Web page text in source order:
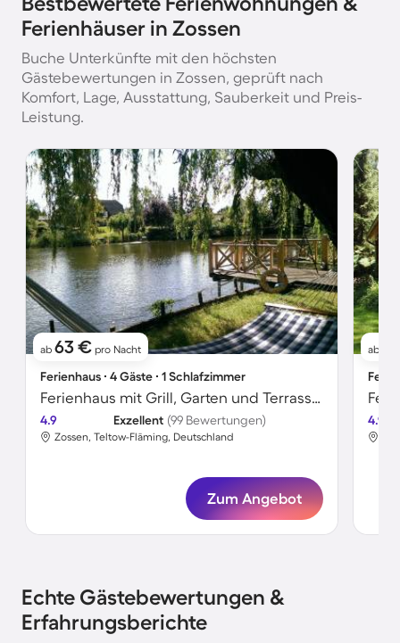
Ferienhäuser in Zossen
Buche Unterkünfte mit den höchsten
Gästebewertungen in Zossen, geprüft nach
Komfort, Lage, Ausstattung, Sauberkeit und Preis-
Leistung.
ab 63 € pro Nacht
Ferienhaus ∙ 4 Gäste ∙ 1 Schlafzimmer
Ferienhaus mit Grill, Garten und Terrasse | Naturblick
4.9 Exzellent (99 Bewertungen)
Zossen, Teltow-Fläming, Deutschland
Zum Angebot
ab
4.9
Echte Gästebewertungen &
Erfahrungsberichte